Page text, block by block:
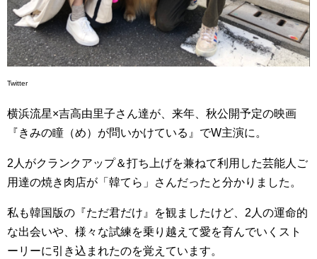
Twitter
横浜流星×吉高由里子さん達が、来年、秋公開予定の映画
『きみの瞳（め）が問いかけている』でW主演に。
2人がクランクアップ＆打ち上げを兼ねて利用した芸能人ご
用達の焼き肉店が「韓てら」さんだったと分かりました。
私も韓国版の『ただ君だけ』を観ましたけど、2人の運命的
な出会いや、様々な試練を乗り越えて愛を育んでいくスト
ーリーに引き込まれたのを覚えています。